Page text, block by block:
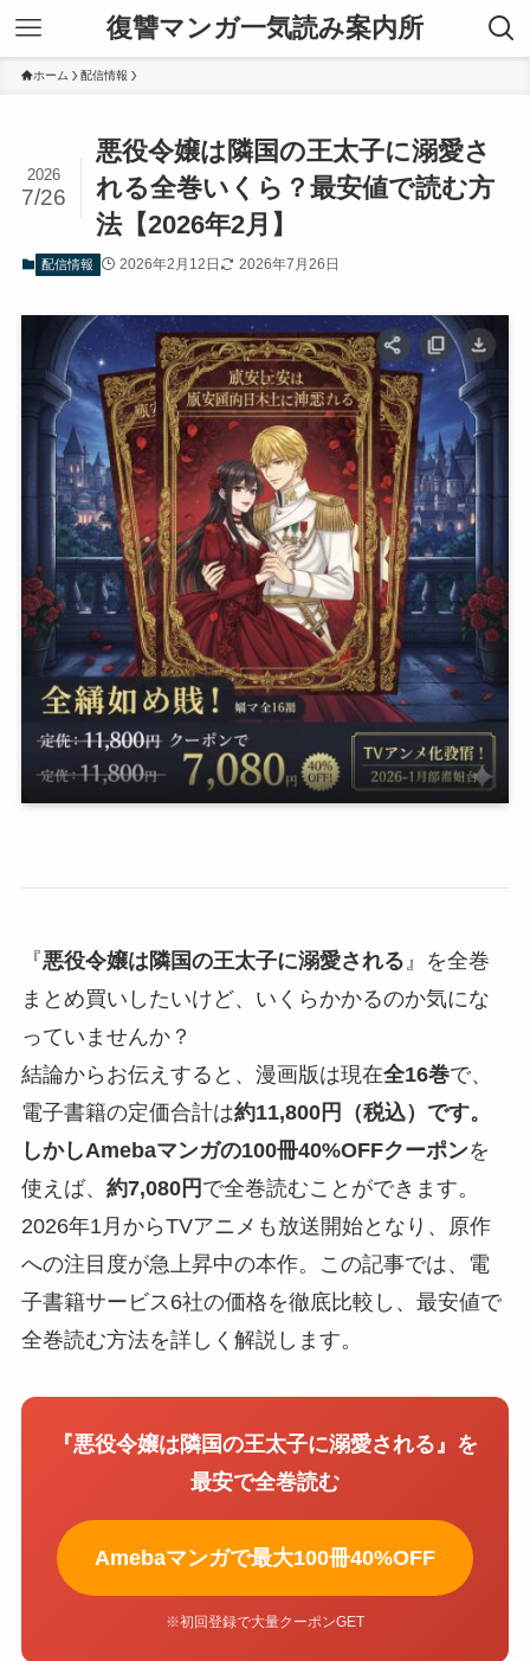
復讐マンガ一気読み案内所
ホーム 配信情報
悪役令嬢は隣国の王太子に溺愛さ
れる全巻いくら？最安値で読む方
法【2026年2月】
2026
7/26
配信情報 2026年2月12日 2026年7月26日
『悪役令嬢は隣国の王太子に溺愛される』を全巻
まとめ買いしたいけど、いくらかかるのか気にな
っていませんか？
結論からお伝えすると、漫画版は現在全16巻で、
電子書籍の定価合計は約11,800円（税込） です。
しかしAmebaマンガの100冊40%OFFクーポンを
使えば、 約7,080円 で全巻読むことができます。
2026年1月からTVアニメも放送開始となり、原作
への注目度が急上昇中の本作。この記事では、電
子書籍サービス6社の価格を徹底比較し、最安値で
全巻読む方法を詳しく解説します。
『悪役令嬢は隣国の王太子に溺愛される』を
最安で全巻読む
Amebaマンガで最大100冊40%OFF
※初回登録で大量クーポンGET